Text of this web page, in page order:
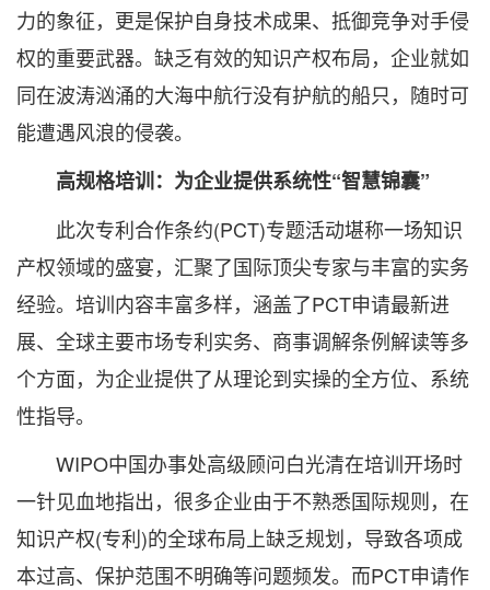
力的象征，更是保护自身技术成果、抵御竞争对手侵
权的重要武器。缺乏有效的知识产权布局，企业就如
同在波涛汹涌的大海中航行没有护航的船只，随时可
能遭遇风浪的侵袭。
高规格培训：为企业提供系统性“智慧锦囊”
此次专利合作条约(PCT)专题活动堪称一场知识
产权领域的盛宴，汇聚了国际顶尖专家与丰富的实务
经验。培训内容丰富多样，涵盖了PCT申请最新进
展、全球主要市场专利实务、商事调解条例解读等多
个方面，为企业提供了从理论到实操的全方位、系统
性指导。
WIPO中国办事处高级顾问白光清在培训开场时
一针见血地指出，很多企业由于不熟悉国际规则，在
知识产权(专利)的全球布局上缺乏规划，导致各项成
本过高、保护范围不明确等问题频发。而PCT申请作